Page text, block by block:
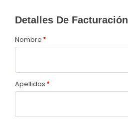
Detalles De Facturación
Nombre *
Apellidos *